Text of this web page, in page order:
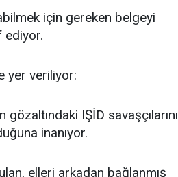
için gereken belgeyi
ediyor.
yer veriliyor:
IŞİD savaşçılarını
inanıyor.
elleri arkadan bağlanmış